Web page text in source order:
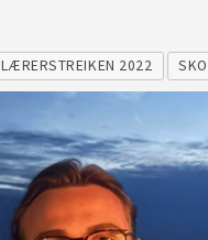
LÆRERSTREIKEN 2022